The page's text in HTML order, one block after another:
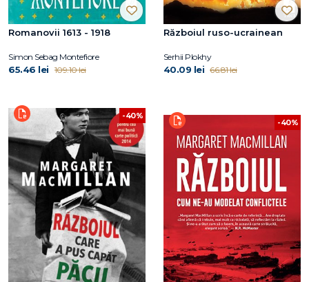
Romanovii 1613 - 1918
Simon Sebag Montefiore
65.46 lei 109.10 lei
Războiul ruso-ucrainean
Serhii Plokhy
40.09 lei 66.81 lei
-40%
-40%